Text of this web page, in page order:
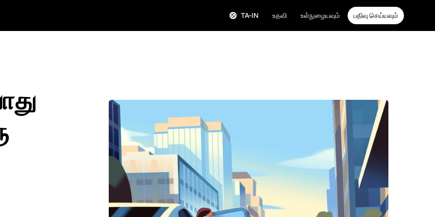
TA-IN உதவி உள்நுழையவும் பதிவு செய்யவும்